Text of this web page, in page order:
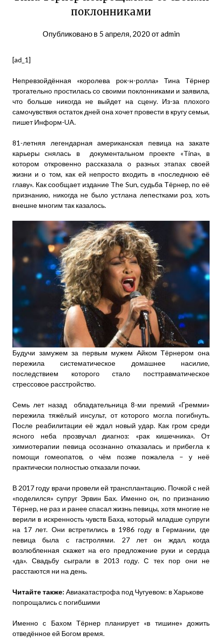
поклонниками
Опубликовано в 5 апреля, 2020 отadmin
[ad_1]
Непревзойдённая «королева рок-н-ролла» Тина Тёрнер
трогательно простилась со своими поклонниками и заявила,
что больше никогда не выйдет на сцену. Из-за плохого
самочувствия остаток дней она хочет провести в кругу семьи,
пишет Информ-UA.
81-летняя легендарная американская певица на закате
карьеры снялась в документальном проекте «Tina», в
котором откровенно рассказала о разных этапах своей
жизни и о том, как ей непросто входить в «последнюю её
главу». Как сообщает издание The Sun, судьба Тёрнер, по её
признанию, никогда не было устлана лепестками роз, хоть
внешне многим так казалось.
Будучи замужем за первым мужем Айком Тёрнером она
пережила систематическое домашнее насилие,
последствием которого стало посттравматическое
стрессовое расстройство.
Семь лет назад обладательница 8-ми премий «Гремми»
пережила тяжёлый инсульт, от которого могла погибнуть.
После реабилитации её ждал новый удар. Как гром среди
ясного неба прозвучал диагноз: «рак кишечника». От
химиотерапии певица осознанно отказалась и прибегла к
помощи гомеопатов, о чём позже пожалела – у неё
практически полностью отказали почки.
В 2017 году врачи провели ей трансплантацию. Почкой с ней
«поделился» супруг Эрвин Бах. Именно он, по признанию
Тёрнер, не раз и ранее спасал жизнь певицы, хотя многие не
верили в искренность чувств Баха, который младше супруги
на 17 лет. Они встретились в 1986 году в Германии, где
певица была с гастролями. 27 лет он ждал, когда
возлюбленная скажет на его предложение руки и сердца
«да». Свадьбу сыграли в 2013 году. С тех пор они не
расстаются ни на день.
Читайте также: Авиакатастрофа под Чугуевом: в Харькове
попрощались с погибшими
Именно с Бахом Тёрнер планирует «в тишине» дожить
отведённое ей Богом время.